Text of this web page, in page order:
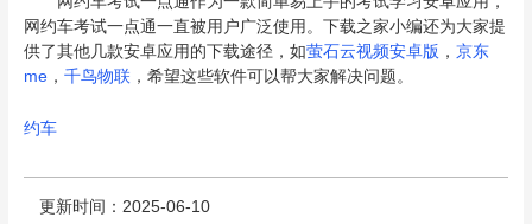
网约车考试一点通一直被用户广泛使用。下载之家小编还为大家提
供了其他几款安卓应用的下载途径，如萤石云视频安卓版 ， 京东
me， 千鸟物联 ，希望这些软件可以帮大家解决问题。
约车
更新时间：2025-06-10